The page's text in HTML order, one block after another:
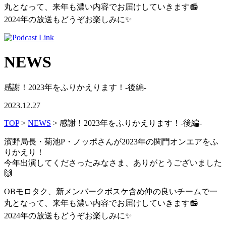
丸となって、来年も濃い内容でお届けしていきます📻
2024年の放送もどうぞお楽しみに✨
NEWS
感謝！2023年をふりかえります！-後編-
2023.12.27
TOP> NEWS > 感謝！2023年をふりかえります！-後編-
濱野局長・菊池P・ノッポさんが2023年の関門オンエアをふ
りかえり！
今年出演してくださったみなさま、ありがとうございました
🙌
OBモロタク、新メンバークボスケ含め仲の良いチームで一
丸となって、来年も濃い内容でお届けしていきます📻
2024年の放送もどうぞお楽しみに✨